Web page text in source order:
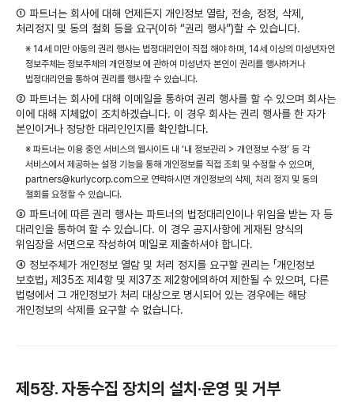
① 파트너는 회사에 대해 언제든지 개인정보 열람, 전송, 정정, 삭제,
처리정지 및 동의 철회 등을 요구(이하 “권리 행사”)할 수 있습니다.
※ 14세 미만 아동의 권리 행사는 법정대리인이 직접 해야 하며, 14세 이상의 미성년자인
정보주체는 정보주체의 개인정보 에 관하여 미성년자 본인이 권리를 행사하거나
법정대리인을 통하여 권리를 행사할 수 있습니다.
② 파트너는 회사에 대해 이메일을 통하여 권리 행사를 할 수 있으며 회사는
이에 대해 지체없이 조치하겠습니다. 이 경우 회사는 권리 행사를 한 자가
본인이거나 정당한 대리인인지를 확인합니다.
※ 파트너는 이용 중인 서비스의 웹사이트 내 ‘내 정보관리 > 개인정보 수정’ 등 각
서비스에서 제공하는 설정 기능을 통해 개인정보를 직접 조회 및 수정할 수 있으며,
partners@kurlycorp.com으로 연락하시면 개인정보의 삭제, 처리 정지 및 동의
철회를 요청할 수 있습니다.
③ 파트너에 따른 권리 행사는 파트너의 법정대리인이나 위임을 받는 자 등
대리인을 통하여 할 수 있습니다. 이 경우 공지사항에 게재된 양식의
위임장을 서면으로 작성하여 메일로 제출하셔야 합니다.
④ 정보주체가 개인정보 열람 및 처리 정지를 요구할 권리는 「개인정보
보호법」 제35조 제4항 및 제37조 제2항에의하여 제한될 수 있으며, 다른
법령에서 그 개인정보가 처리 대상으로 명시되어 있는 경우에는 해당
개인정보의 삭제를 요구할 수 없습니다.
제5장. 자동수집 장치의 설치·운영 및 거부